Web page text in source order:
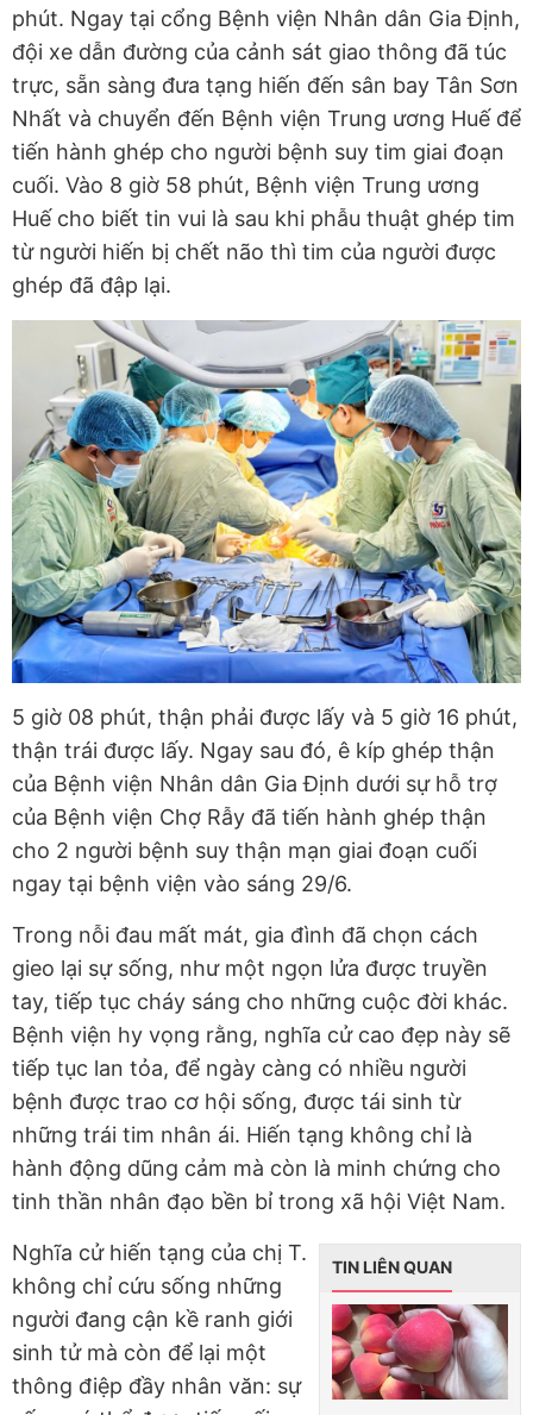
phút. Ngay tại cổng Bệnh viện Nhân dân Gia Định,
đội xe dẫn đường của cảnh sát giao thông đã túc
trực, sẵn sàng đưa tạng hiến đến sân bay Tân Sơn
Nhất và chuyển đến Bệnh viện Trung ương Huế để
tiến hành ghép cho người bệnh suy tim giai đoạn
cuối. Vào 8 giờ 58 phút, Bệnh viện Trung ương
Huế cho biết tin vui là sau khi phẫu thuật ghép tim
từ người hiến bị chết não thì tim của người được
ghép đã đập lại.
5 giờ 08 phút, thận phải được lấy và 5 giờ 16 phút,
thận trái được lấy. Ngay sau đó, ê kíp ghép thận
của Bệnh viện Nhân dân Gia Định dưới sự hỗ trợ
của Bệnh viện Chợ Rẫy đã tiến hành ghép thận
cho 2 người bệnh suy thận mạn giai đoạn cuối
ngay tại bệnh viện vào sáng 29/6.
Trong nỗi đau mất mát, gia đình đã chọn cách
gieo lại sự sống, như một ngọn lửa được truyền
tay, tiếp tục cháy sáng cho những cuộc đời khác.
Bệnh viện hy vọng rằng, nghĩa cử cao đẹp này sẽ
tiếp tục lan tỏa, để ngày càng có nhiều người
bệnh được trao cơ hội sống, được tái sinh từ
những trái tim nhân ái. Hiến tạng không chỉ là
hành động dũng cảm mà còn là minh chứng cho
tinh thần nhân đạo bền bỉ trong xã hội Việt Nam.
TIN LIÊN QUAN
Nghĩa cử hiến tạng của chị T.
không chỉ cứu sống những
người đang cận kề ranh giới
sinh tử mà còn để lại một
thông điệp đầy nhân văn: sự